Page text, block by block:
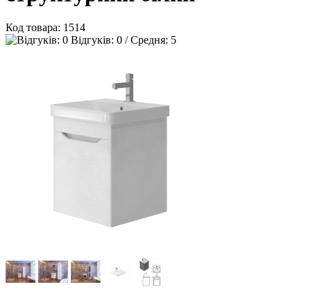
Код товара: 1514
Відгуків: 0 / Средня: 5